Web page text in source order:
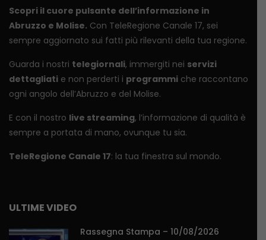
Scopri il cuore pulsante dell’informazione in
Abruzzo e Molise. Con TeleRegione Canale 17, sei
sempre aggiornato sui fatti più rilevanti della tua regione.
Guarda i nostri telegiornali, immergiti nei servizi
dettagliati e non perderti i programmi che raccontano
ogni angolo dell’Abruzzo e del Molise.
E con il nostro live streaming, l’informazione di qualità è
sempre a portata di mano, ovunque tu sia.
TeleRegione Canale 17: la tua finestra sul mondo.
ULTIME VIDEO
Rassegna Stampa – 10/08/2026